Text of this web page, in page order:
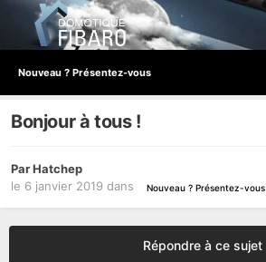
Nouveau ? Présentez-vous
Bonjour à tous !
ParHatchep
le 6 janvier 2019 dans Nouveau ? Présentez-vous
Répondre à ce sujet